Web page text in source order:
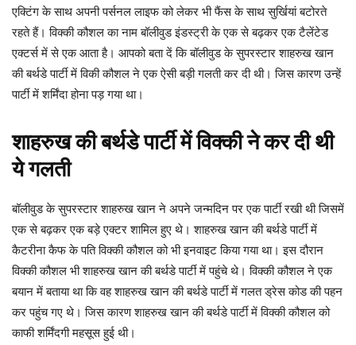
एक्टिंग के साथ अपनी पर्सनल लाइफ को लेकर भी फैंस के साथ सुर्खियां बटोरते
रहते हैं। विक्की कौशल का नाम बॉलीवुड इंडस्ट्री के एक से बढ़कर एक टैलेंटेड
एक्टर्स में से एक आता है। आपको बता दें कि बॉलीवुड के सुपरस्टार शाहरुख खान
की बर्थडे पार्टी में विकी कौशल ने एक ऐसी बड़ी गलती कर दी थी। जिस कारण उन्हें
पार्टी में शर्मिंदा होना पड़ गया था।
शाहरुख की बर्थडे पार्टी में विक्की ने कर दी थी
ये गलती
बॉलीवुड के सुपरस्टार शाहरुख खान ने अपने जन्मदिन पर एक पार्टी रखी थी जिसमें
एक से बढ़कर एक बड़े एक्टर शामिल हुए थे। शाहरुख खान की बर्थडे पार्टी में
कैटरीना कैफ के पति विक्की कौशल को भी इनवाइट किया गया था। इस दौरान
विक्की कौशल भी शाहरुख खान की बर्थडे पार्टी में पहुंचे थे। विक्की कौशल ने एक
बयान में बताया था कि वह शाहरुख खान की बर्थडे पार्टी में गलत ड्रेस कोड की पहन
कर पहुंच गए थे। जिस कारण शाहरुख खान की बर्थडे पार्टी में विक्की कौशल को
काफी शर्मिंदगी महसूस हुई थी।